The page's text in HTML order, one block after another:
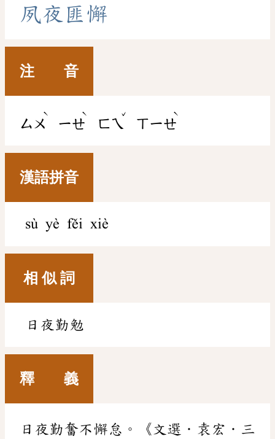
夙夜 匪 懈
注 音
ㄙㄨ
ˋ
ㄧㄝ
ˋ
ㄈㄟ
ˇ
ㄒㄧㄝ
ˋ
漢語拼音
sù yè fěi xiè
相 似 詞
日夜勤勉
釋 義
日夜勤奮不懈怠。《文選．袁宏．三